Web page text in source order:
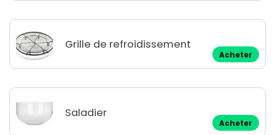
Grille de refroidissement
Acheter
Saladier
Acheter